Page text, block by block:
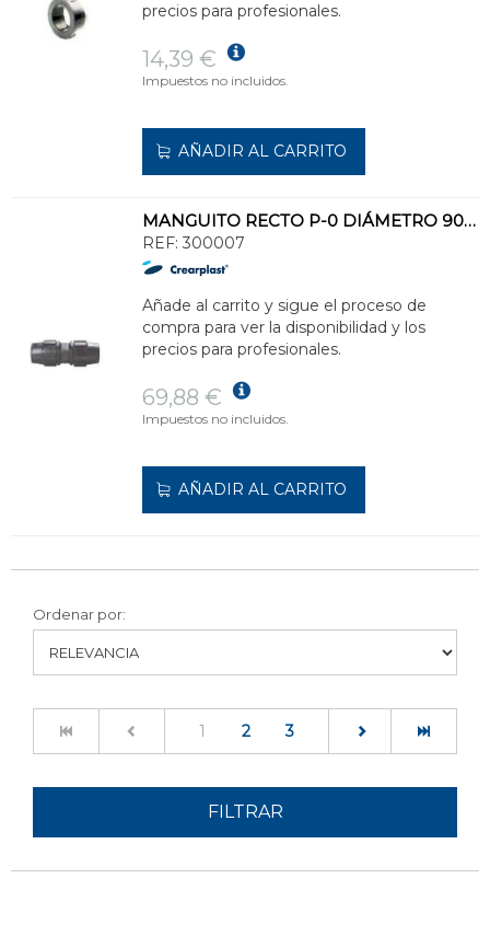
precios para profesionales.
14,39 €
Impuestos no incluidos.
AÑADIR AL CARRITO
MANGUITO RECTO P-0 DIÁMETRO 90 POLIETILENO
REF: 300007
Añade al carrito y sigue el proceso de
compra para ver la disponibilidad y los
precios para profesionales.
69,88 €
Impuestos no incluidos.
AÑADIR AL CARRITO
Ordenar por:
1 (current)
2 3
FILTRAR